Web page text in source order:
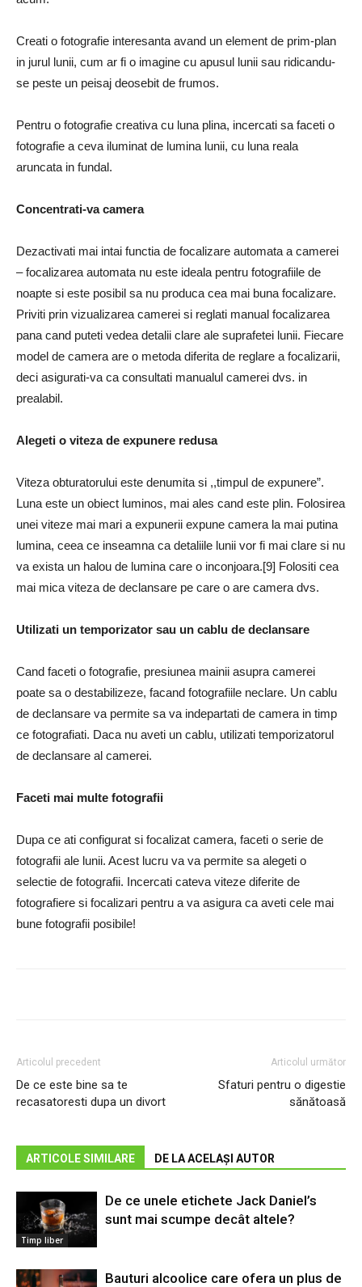
Creati o fotografie interesanta avand un element de prim-plan
in jurul lunii, cum ar fi o imagine cu apusul lunii sau ridicandu-
se peste un peisaj deosebit de frumos.
Pentru o fotografie creativa cu luna plina, incercati sa faceti o
fotografie a ceva iluminat de lumina lunii, cu luna reala
aruncata in fundal.
Concentrati-va camera
Dezactivati mai intai functia de focalizare automata a camerei
– focalizarea automata nu este ideala pentru fotografiile de
noapte si este posibil sa nu produca cea mai buna focalizare.
Priviti prin vizualizarea camerei si reglati manual focalizarea
pana cand puteti vedea detalii clare ale suprafetei lunii. Fiecare
model de camera are o metoda diferita de reglare a focalizarii,
deci asigurati-va ca consultati manualul camerei dvs. in
prealabil.
Alegeti o viteza de expunere redusa
Viteza obturatorului este denumita si ,,timpul de expunere”.
Luna este un obiect luminos, mai ales cand este plin. Folosirea
unei viteze mai mari a expunerii expune camera la mai putina
lumina, ceea ce inseamna ca detaliile lunii vor fi mai clare si nu
va exista un halou de lumina care o inconjoara.[9] Folositi cea
mai mica viteza de declansare pe care o are camera dvs.
Utilizati un temporizator sau un cablu de declansare
Cand faceti o fotografie, presiunea mainii asupra camerei
poate sa o destabilizeze, facand fotografiile neclare. Un cablu
de declansare va permite sa va indepartati de camera in timp
ce fotografiati. Daca nu aveti un cablu, utilizati temporizatorul
de declansare al camerei.
Faceti mai multe fotografii
Dupa ce ati configurat si focalizat camera, faceti o serie de
fotografii ale lunii. Acest lucru va va permite sa alegeti o
selectie de fotografii. Incercati cateva viteze diferite de
fotografiere si focalizari pentru a va asigura ca aveti cele mai
bune fotografii posibile!
Articolul precedent
De ce este bine sa te
recasatoresti dupa un divort
Articolul următor
Sfaturi pentru o digestie
sănătoasă
ARTICOLE SIMILARE DE LA ACELAȘI AUTOR
Timp liber
De ce unele etichete Jack Daniel’s
sunt mai scumpe decât altele?
Bauturi alcoolice care ofera un plus de